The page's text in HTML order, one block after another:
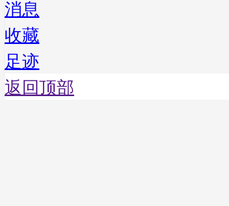
消息
收藏
足迹
返回顶部